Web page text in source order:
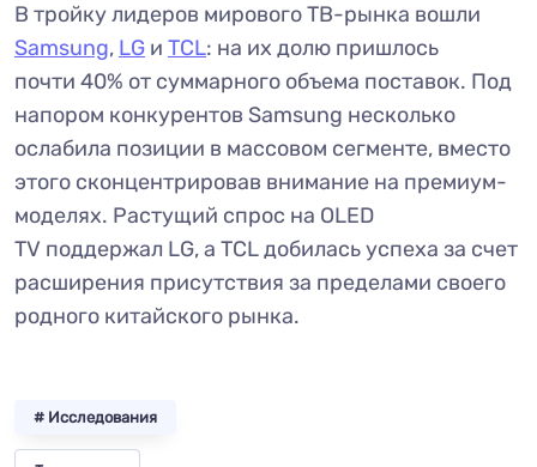
В тройку лидеров мирового ТВ-рынка вошли
Samsung, LG и TCL: на их долю пришлось
почти 40% от суммарного объема поставок. Под
напором конкурентов Samsung несколько
ослабила позиции в массовом сегменте, вместо
этого сконцентрировав внимание на премиум-
моделях. Растущий спрос на OLED
TV поддержал LG, а TCL добилась успеха за счет
расширения присутствия за пределами своего
родного китайского рынка.
# Исследования